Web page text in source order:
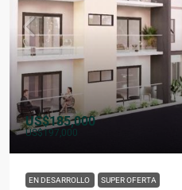
US$185,000
US$197,000
EN DESARROLLO SUPER OFERTA